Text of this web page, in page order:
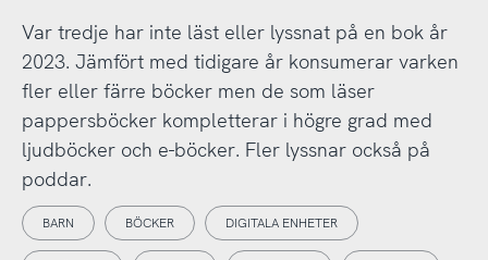
Var tredje har inte läst eller lyssnat på en bok år
2023. Jämfört med tidigare år konsumerar varken
fler eller färre böcker men de som läser
pappersböcker kompletterar i högre grad med
ljudböcker och e-böcker. Fler lyssnar också på
poddar.
BARN BÖCKER DIGITALA ENHETER